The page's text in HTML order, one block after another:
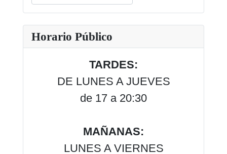
Type 2 or more characters for results.
Horario Público
TARDES:
DE LUNES A JUEVES
de 17 a 20:30
MAÑANAS:
LUNES A VIERNES